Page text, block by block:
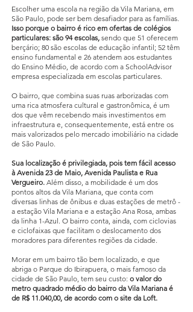
Escolher uma escola na região da Vila Mariana, em
São Paulo, pode ser bem desafiador para as famílias.
Isso porque o bairro é rico em ofertas de colégios
particulares: são 94 escolas, sendo que 51 oferecem
berçário; 80 são escolas de educação infantil; 52 têm
ensino fundamental e 26 atendem aos estudantes
do Ensino Médio, de acordo com a SchoolAdvisor
empresa especializada em escolas particulares.
O bairro, que combina suas ruas arborizadas com
uma rica atmosfera cultural e gastronômica, é um
dos que vêm recebendo mais investimentos em
infraestrutura e, consequentemente, está entre os
mais valorizados pelo mercado imobiliário na cidade
de São Paulo.
Sua localização é privilegiada, pois tem fácil acesso
à Avenida 23 de Maio, Avenida Paulista e Rua
Vergueiro. Além disso, a mobilidade é um dos
pontos altos da Vila Mariana, que conta com
diversas linhas de ônibus e duas estações de metrô -
a estação Vila Mariana e a estação Ana Rosa, ambas
da linha 1-Azul. O bairro conta, ainda, com ciclovias
e ciclofaixas que facilitam o deslocamento dos
moradores para diferentes regiões da cidade.
Morar em um bairro tão bem localizado, e que
abriga o Parque do Ibirapuera, o mais famoso da
cidade de São Paulo, tem seu custo: o valor do
metro quadrado médio do bairro da Vila Mariana é
de R$ 11.040,00, de acordo com o site da Loft.